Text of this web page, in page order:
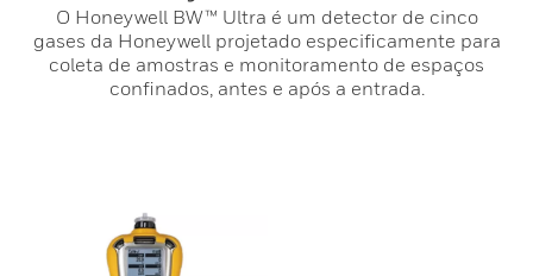
O Honeywell BW™ Ultra é um detector de cinco
gases da Honeywell projetado especificamente para
coleta de amostras e monitoramento de espaços
confinados, antes e após a entrada.